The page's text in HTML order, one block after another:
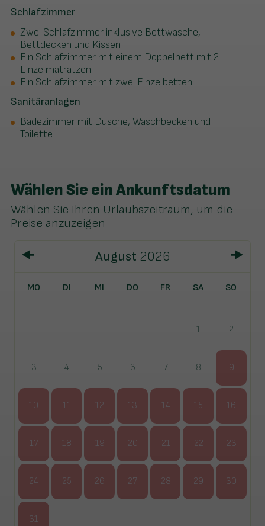
Schlafzimmer
Zwei Schlafzimmer inklusive Bettwäsche,
Bettdecken und Kissen
Ein Schlafzimmer mit einem Doppelbett mit 2
Einzelmatratzen
Ein Schlafzimmer mit zwei Einzelbetten
Sanitäranlagen
Badezimmer mit Dusche, Waschbecken und
Toilette
Wählen Sie ein Ankunftsdatum
Wählen Sie Ihren Urlaubszeitraum, um die
Preise anzuzeigen
August 2026
MO DI MI DO FR SA SO
1 2
3 4 5 6 7 8 9
10 11 12 13 14 15 16
17 18 19 20 21 22 23
24 25 26 27 28 29 30
31